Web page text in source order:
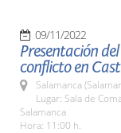
09/11/2022
Presentación
conflicto en
Salamanca
Lugar: Sala de
Salamanca
Hora: 11:00 h.